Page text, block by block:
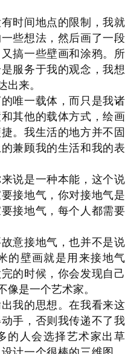
时间地点的限制，我就
些想法，然后画了一段
搞一些壁画和涂鸦。所
服务于我的观念，我想
出来。
唯一载体，而只是我诸
其他的载体方式，绘画
。我生活的地方并不固
兼顾我的生活和我的表
说是一种本能，这个说
接地气，你对接地气是
接地气，每个人都需要
意接地气，也并不是说
的壁画就是用来接地气
的时候，你会发现自己
像是一个艺术家。
我的思想。在我看来这
手，否则我传递不了我
的人会选择艺术家出草